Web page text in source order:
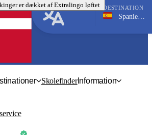
er dækket afExtralingo løftet DESTINATION
Spanien, Málaga
SkolefinderInformation